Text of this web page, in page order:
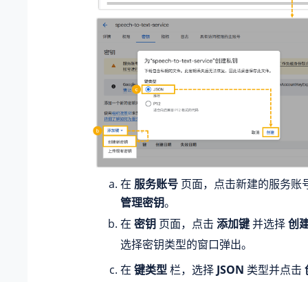
在 服务账号 页面，点击新建的服务账
管理密钥。
在 密钥 页面，点击 添加键并选择创
选择密钥类型的窗口弹出。
在 键类型栏，选择JSON 类型并点击